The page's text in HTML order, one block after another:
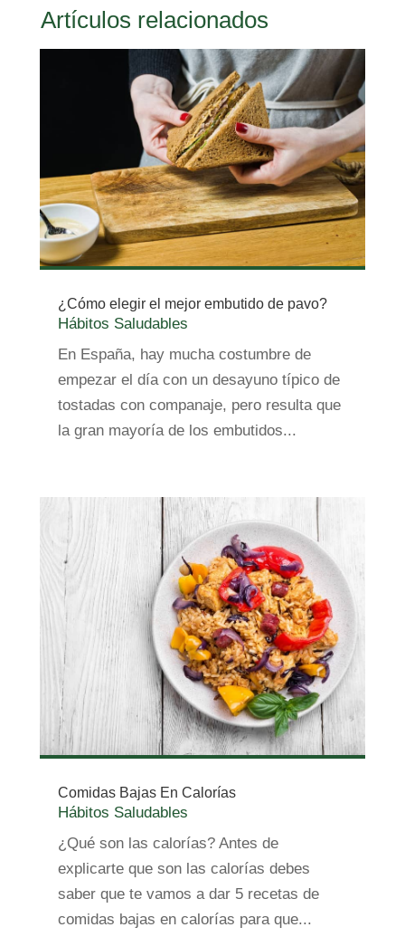
Artículos relacionados
¿Cómo elegir el mejor embutido de pavo?
Hábitos Saludables
En España, hay mucha costumbre de
empezar el día con un desayuno típico de
tostadas con companaje, pero resulta que
la gran mayoría de los embutidos...
Comidas Bajas En Calorías
Hábitos Saludables
¿Qué son las calorías? Antes de
explicarte que son las calorías debes
saber que te vamos a dar 5 recetas de
comidas bajas en calorías para que...